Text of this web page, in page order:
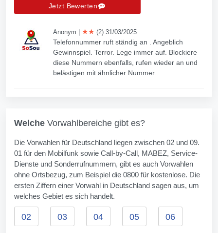
Jetzt Bewerten
Anonym ★★ (2) 31/03/2025
Telefonnummer ruft ständig an . Angeblich
Gewinnspiel. Terror. Lege immer auf. Blockiere
diese Nummern ebenfalls, rufen wieder an und
belästigen mit ähnlicher Nummer.
Welche Vorwahlbereiche gibt es?
Die Vorwahlen für Deutschland liegen zwischen 02 und 09.
01 für den Mobilfunk sowie Call-by-Call, MABEZ, Service-
Dienste und Sonderrufnummern, gibt es auch Vorwahlen
ohne Ortsbezug, zum Beispiel die 0800 für kostenlose. Die
ersten Ziffern einer Vorwahl in Deutschland sagen aus, um
welches Gebiet es sich handelt.
02 03 04 05 06